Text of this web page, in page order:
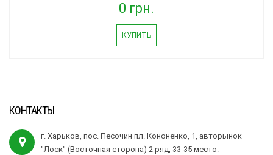
0 грн.
КУПИТЬ
КОНТАКТЫ
г. Харьков, пос. Песочин пл. Кононенко, 1, авторынок
"Лоск" (Восточная сторона) 2 ряд, 33-35 место.